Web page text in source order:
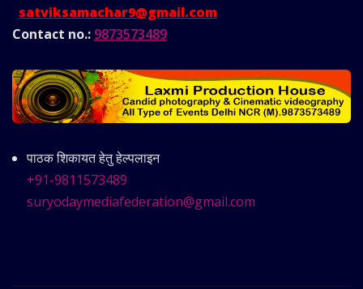
satviksamachar9@gmail.com
Contact no.: 9873573489
पाठक शिकायत हेतु हेल्पलाइन
+91-9811573489
suryodaymediafederation@gmail.com